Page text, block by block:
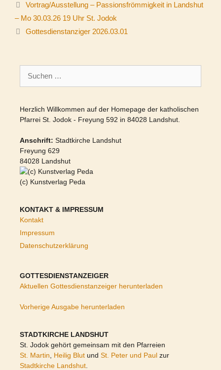
Vortrag/Ausstellung – Passionsfrömmigkeit in Landshut
– Mo 30.03.26 19 Uhr St. Jodok
Gottesdienstanziger 2026.03.01
nach:
Herzlich Willkommen auf der Homepage der katholischen
Pfarrei St. Jodok - Freyung 592 in 84028 Landshut.
Anschrift: Stadtkirche Landshut
Freyung 629
84028 Landshut
(c) Kunstverlag Peda
KONTAKT & IMPRESSUM
Kontakt
Impressum
Datenschutzerklärung
GOTTESDIENSTANZEIGER
Aktuellen Gottesdienstanzeiger herunterladen
Vorherige Ausgabe herunterladen
STADTKIRCHE LANDSHUT
St. Jodok gehört gemeinsam mit den Pfarreien
St. Martin
Heilig Blut und St. Peter und Paul zur
Stadtkirche Landshut